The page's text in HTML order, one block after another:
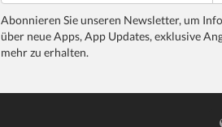
Abonnieren Sie unseren Newsletter, um
über neue Apps, App Updates, exklusive
mehr zu erhalten.